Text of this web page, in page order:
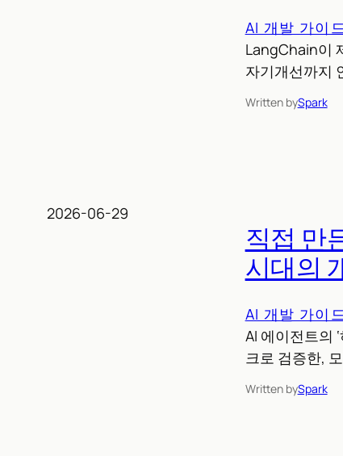
AI 개발 가이
LangChain이
자기개선까지
Written bySpark
2026-06-29
직접 만
시대의
AI 개발 가이
AI 에이전트의
크로 검증한,
Written bySpark